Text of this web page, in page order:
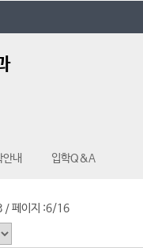
안내 입학Q&A
/페이지 :6/16